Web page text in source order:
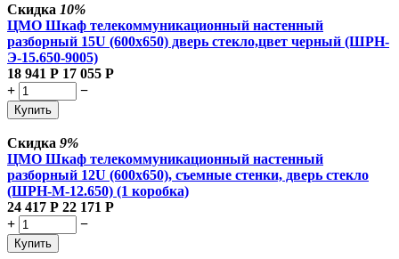
Скидка 10%
ЦМО Шкаф телекоммуникационный настенный
разборный 15U (600х650) дверь стекло,цвет черный (ШРН-
Э-15.650-9005)
18 941 Р 17 055 Р
+
−
Купить
Скидка 9%
ЦМО Шкаф телекоммуникационный настенный
разборный 12U (600х650), съемные стенки, дверь стекло
(ШРН-М-12.650) (1 коробка)
24 417 Р 22 171 Р
+
−
Купить